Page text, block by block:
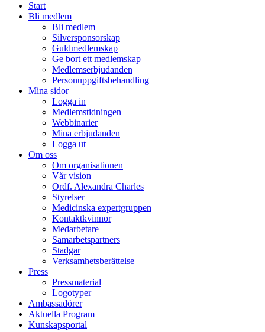
Start
Bli medlem
Bli medlem
Silversponsorskap
Guldmedlemskap
Ge bort ett medlemskap
Medlemserbjudanden
Personuppgiftsbehandling
Mina sidor
Logga in
Medlemstidningen
Webbinarier
Mina erbjudanden
Logga ut
Om oss
Om organisationen
Vår vision
Ordf. Alexandra Charles
Styrelser
Medicinska expertgruppen
Kontaktkvinnor
Medarbetare
Samarbetspartners
Stadgar
Verksamhetsberättelse
Press
Pressmaterial
Logotyper
Ambassadörer
Aktuella Program
Kunskapsportal